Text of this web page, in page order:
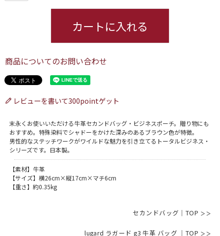
カートに入れる
商品についてのお問い合わせ
レビューを書いて300pointゲット
末永くお使いいただける牛革セカンドバッグ・ビジネスポーチ。贈り物にも
おすすめ。特殊染料でシャドーをかけた深みのあるブラウン色が特徴。
男性的なステッチワークがワイルドな魅力を引き立てるトータルビジネス・
シリーズです。日本製。
【素材】牛革
【サイズ】横26cm×縦17cm×マチ6cm
【重さ】約0.35kg
セカンドバッグ｜TOP
lugard ラガード g3 牛革 バッグ ｜TOP